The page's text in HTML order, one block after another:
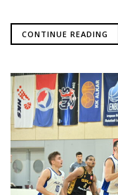
CONTINUE READING